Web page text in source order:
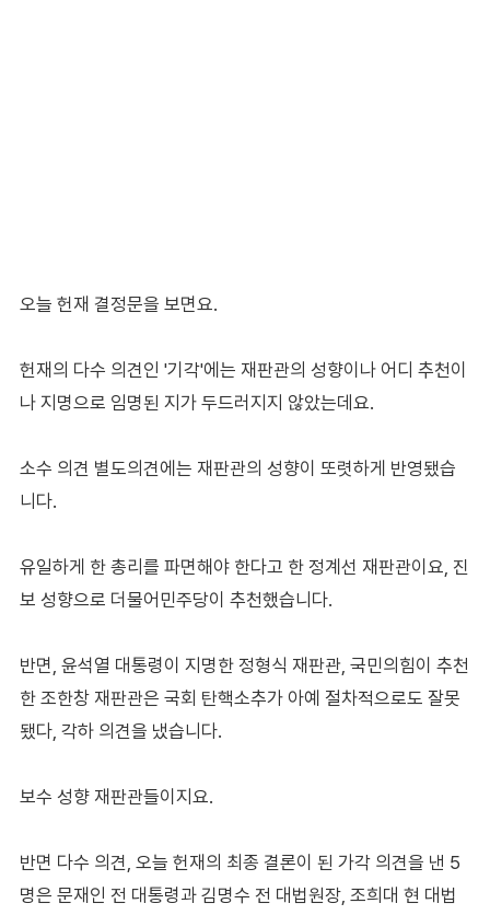
오늘 헌재 결정문을 보면요.
헌재의 다수 의견인 '기각'에는 재판관의 성향이나 어디 추천이
나 지명으로 임명된 지가 두드러지지 않았는데요.
소수 의견 별도의견에는 재판관의 성향이 또렷하게 반영됐습
니다.
유일하게 한 총리를 파면해야 한다고 한 정계선 재판관이요, 진
보 성향으로 더물어민주당이 추천했습니다.
반면, 윤석열 대통령이 지명한 정형식 재판관, 국민의힘이 추천
한 조한창 재판관은 국회 탄핵소추가 아예 절차적으로도 잘못
됐다, 각하 의견을 냈습니다.
보수 성향 재판관들이지요.
반면 다수 의견, 오늘 헌재의 최종 결론이 된 가각 의견을 낸 5
명은 문재인 전 대통령과 김명수 전 대법원장, 조희대 현 대법